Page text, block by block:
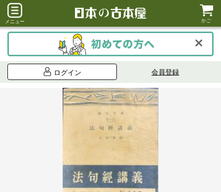
メニュー かご
ログイン 会員登録